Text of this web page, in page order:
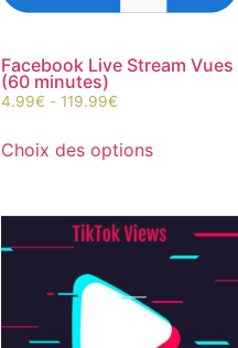
Facebook Live Stream Vues
(60 minutes)
4.99€ - 119.99€
Choix des options